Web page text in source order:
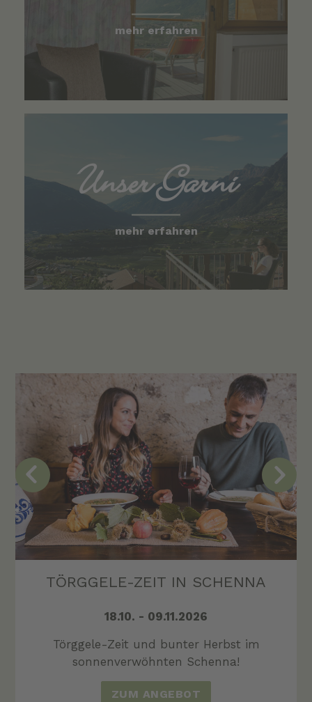
mehr erfahren
Unser Garni
mehr erfahren
TÖRGGELE-ZEIT IN SCHENNA
18.10. - 09.11.2026
Törggele-Zeit und bunter Herbst im
sonnenverwöhnten Schenna!
ZUM ANGEBOT